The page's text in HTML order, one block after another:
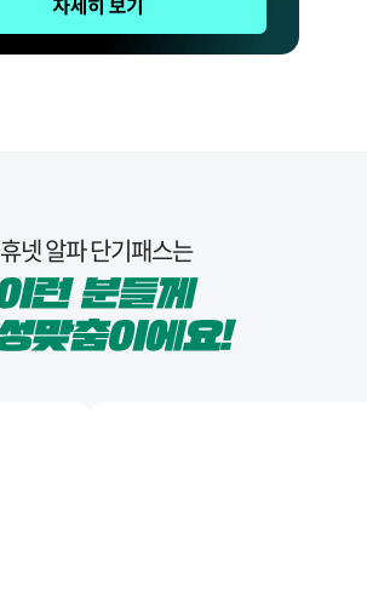
휴넷 알파 단기패스는